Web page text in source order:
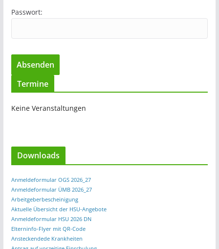
Passwort:
Termine
Keine Veranstaltungen
Downloads
Anmeldeformular OGS 2026_27
Anmeldeformular ÜMB 2026_27
Arbeitgeberbescheinigung
Aktuelle Übersicht der HSU-Angebote
Anmeldeformular HSU 2026 DN
Elterninfo-Flyer mit QR-Code
Ansteckendede Krankheiten